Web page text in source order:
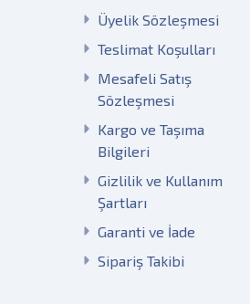
Üyelik Sözleşmesi
Teslimat Koşulları
Mesafeli Satış
Sözleşmesi
Kargo ve Taşıma
Bilgileri
Gizlilik ve Kullanım
Şartları
Garanti ve İade
Sipariş Takibi